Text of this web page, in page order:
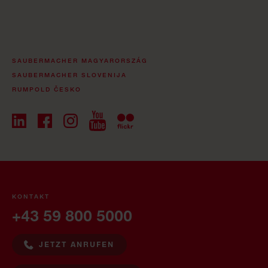
SAUBERMACHER MAGYARORSZÁG
SAUBERMACHER SLOVENIJA
RUMPOLD ČESKO
KONTAKT
+43 59 800 5000
JETZT ANRUFEN